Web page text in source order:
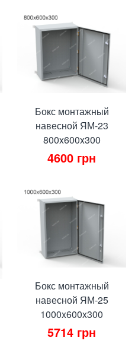
Бокс монтажный
навесной ЯМ-23
800x600x300
4600 грн
Бокс монтажный
навесной ЯМ-25
1000x600x300
5714 грн